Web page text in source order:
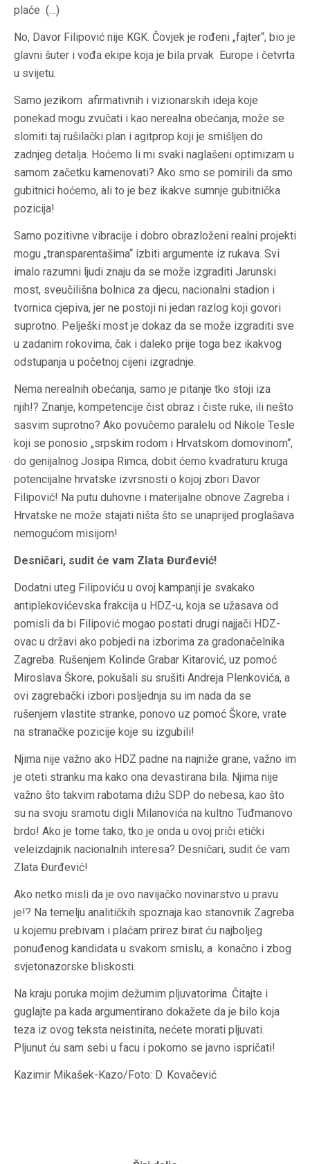
plaće (…)
No, Davor Filipović nije KGK. Čovjek je rođeni „fajter“, bio je
glavni šuter i vođa ekipe koja je bila prvak Europe i četvrta
u svijetu.
Samo jezikom afirmativnih i vizionarskih ideja koje
ponekad mogu zvučati i kao nerealna obećanja, može se
slomiti taj rušilački plan i agitprop koji je smišljen do
zadnjeg detalja. Hoćemo li mi svaki naglašeni optimizam u
samom začetku kamenovati? Ako smo se pomirili da smo
gubitnici hoćemo, ali to je bez ikakve sumnje gubitnička
pozicija!
Samo pozitivne vibracije i dobro obrazloženi realni projekti
mogu „transparentašima“ izbiti argumente iz rukava. Svi
imalo razumni ljudi znaju da se može izgraditi Jarunski
most, sveučilišna bolnica za djecu, nacionalni stadion i
tvornica cjepiva, jer ne postoji ni jedan razlog koji govori
suprotno. Pelješki most je dokaz da se može izgraditi sve
u zadanim rokovima, čak i daleko prije toga bez ikakvog
odstupanja u početnoj cijeni izgradnje.
Nema nerealnih obećanja, samo je pitanje tko stoji iza
njih!? Znanje, kompetencije čist obraz i čiste ruke, ili nešto
sasvim suprotno? Ako povučemo paralelu od Nikole Tesle
koji se ponosio „srpskim rodom i Hrvatskom domovinom“,
do genijalnog Josipa Rimca, dobit ćemo kvadraturu kruga
potencijalne hrvatske izvrsnosti o kojoj zbori Davor
Filipović! Na putu duhovne i materijalne obnove Zagreba i
Hrvatske ne može stajati ništa što se unaprijed proglašava
nemogućom misijom!
Desničari, sudit će vam Zlata Đurđević!
Dodatni uteg Filipoviću u ovoj kampanji je svakako
antiplekovićevska frakcija u HDZ-u, koja se užasava od
pomisli da bi Filipović mogao postati drugi najjači HDZ-
ovac u državi ako pobjedi na izborima za gradonačelnika
Zagreba. Rušenjem Kolinde Grabar Kitarović, uz pomoć
Miroslava Škore, pokušali su srušiti Andreja Plenkovića, a
ovi zagrebački izbori posljednja su im nada da se
rušenjem vlastite stranke, ponovo uz pomoć Škore, vrate
na stranačke pozicije koje su izgubili!
Njima nije važno ako HDZ padne na najniže grane, važno im
je oteti stranku ma kako ona devastirana bila. Njima nije
važno što takvim rabotama dižu SDP do nebesa, kao što
su na svoju sramotu digli Milanovića na kultno Tuđmanovo
brdo! Ako je tome tako, tko je onda u ovoj priči etički
veleizdajnik nacionalnih interesa? Desničari, sudit će vam
Zlata Đurđević!
Ako netko misli da je ovo navijačko novinarstvo u pravu
je!? Na temelju analitičkih spoznaja kao stanovnik Zagreba
u kojemu prebivam i plaćam prirez birat ću najboljeg
ponuđenog kandidata u svakom smislu, a konačno i zbog
svjetonazorske bliskosti.
Na kraju poruka mojim dežurnim pljuvatorima. Čitajte i
guglajte pa kada argumentirano dokažete da je bilo koja
teza iz ovog teksta neistinita, nećete morati pljuvati.
Pljunut ću sam sebi u facu i pokorno se javno ispričati!
Kazimir Mikašek-Kazo/Foto: D. Kovačević